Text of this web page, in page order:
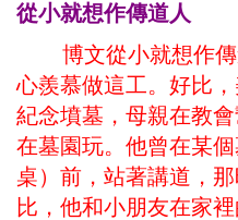
從小就想作傳道人
博文從小就想作傳
心羨慕做這工。好比
紀念墳墓，母親在教
在墓園玩。他曾在某
桌）前，站著講道，
比，他和小朋友在家